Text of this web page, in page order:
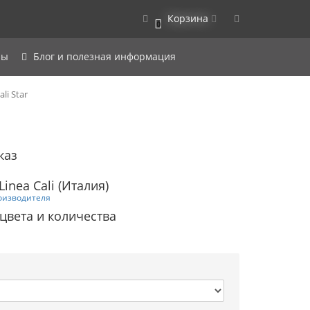
0 Корзина
Блог и полезная информация
Star
Cali (Италия)
и количества